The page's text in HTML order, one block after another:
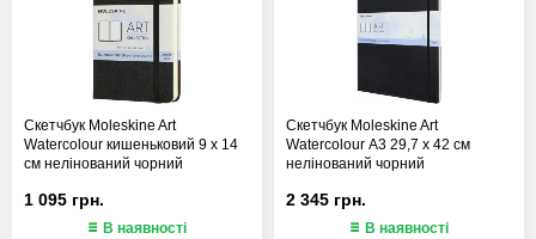
Скетчбук Moleskine Art
Watercolour кишеньковий 9 х 14
см нелінований чорний
1 095 грн.
В наявності
Скетчбук Moleskine Art
Watercolour А3 29,7 х 42 см
нелінований чорний
2 345 грн.
В наявності